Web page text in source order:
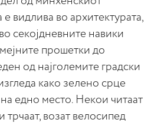
е видлива во архитектурата,
секојдневните навики
прошетки до
од најголемите градски
како зелено срце
едно место. Некои читаат
трчаат, возат велосипед